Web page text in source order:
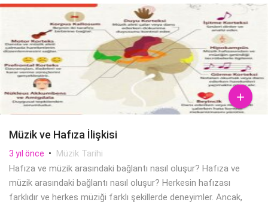

Müzik ve Hafıza İlişkisi
3 yıl önce • Müzik Tarihi
Hafıza ve müzik arasındaki bağlantı nasıl oluşur? Hafıza ve
müzik arasındaki bağlantı nasıl oluşur? Herkesin hafızası
farklıdır ve herkes müziği farklı şekillerde deneyimler. Ancak,